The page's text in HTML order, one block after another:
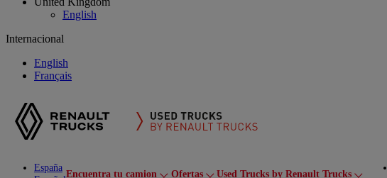
English
Internacional
English
Français
España
Encuentra tu camion Ofertas Used Trucks by Renault Trucks